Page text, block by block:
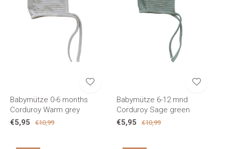
Babymütze 0-6 months
Corduroy Warm grey
€5,95
€10,99
Babymütze 6-12 mnd
Corduroy Sage green
€5,95
€10,99